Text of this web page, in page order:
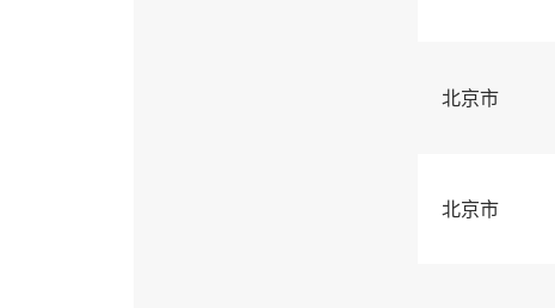
北京市
北京市